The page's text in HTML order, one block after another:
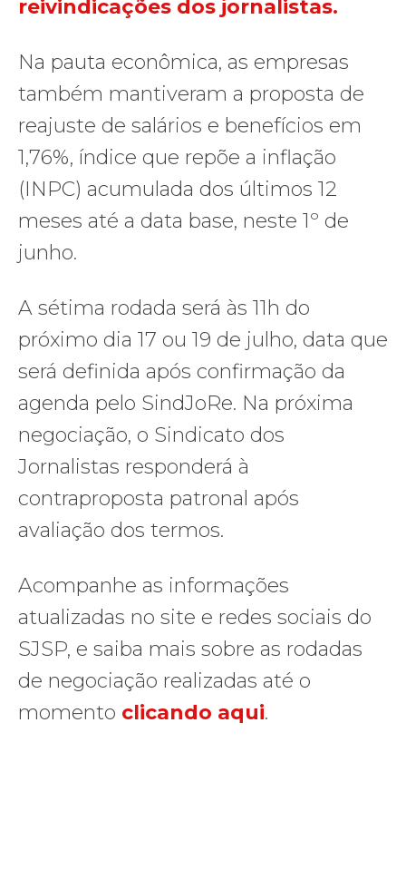
reivindicações dos jornalistas.
Na pauta econômica, as empresas
também mantiveram a proposta de
reajuste de salários e benefícios em
1,76%, índice que repõe a inflação
(INPC) acumulada dos últimos 12
meses até a data base, neste 1º de
junho.
A sétima rodada será às 11h do
próximo dia 17 ou 19 de julho, data que
será definida após confirmação da
agenda pelo SindJoRe. Na próxima
negociação, o Sindicato dos
Jornalistas responderá à
contraproposta patronal após
avaliação dos termos.
Acompanhe as informações
atualizadas no site e redes sociais do
SJSP, e saiba mais sobre as rodadas
de negociação realizadas até o
momento clicando aqui.